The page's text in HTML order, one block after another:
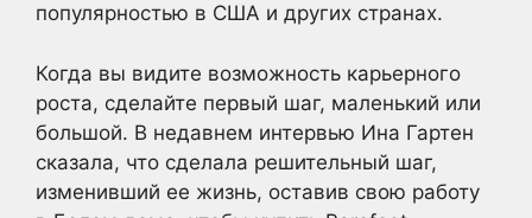
популярностью в США и других странах.
Когда вы видите возможность карьерного
роста, сделайте первый шаг, маленький или
большой. В недавнем интервью Ина Гартен
сказала, что сделала решительный шаг,
изменивший ее жизнь, оставив свою работу